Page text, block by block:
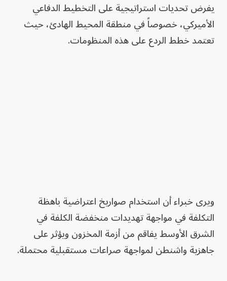
يفرض تحديات استراتيجية على التخطيط الدفاعي
الأميركي، خصوصاً في منطقة المحيط الهادئ، حيث
تعتمد خطط الردع على هذه المنظومات.
ويرى خبراء أن استخدام صواريخ اعتراضية باهظة
التكلفة في مواجهة تهديدات منخفضة الكلفة في
الشرق الأوسط يفاقم من أزمة المخزون ويؤثر على
جاهزية واشنطن لمواجهة صراعات مستقبلية محتملة.